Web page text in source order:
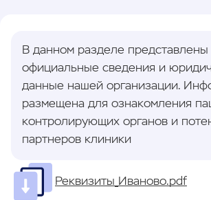
В данном разделе представлены
официальные сведения и
данные нашей организации.
размещена для ознакомления
контролирующих органов и
партнеров клиники
Реквизиты_Иваново.pdf